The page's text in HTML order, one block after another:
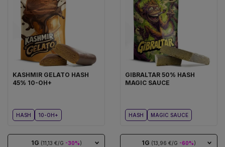
KASHMIR GELATO HASH
45% 10-OH+
HASH 10-OH+
1G (11,13 €/G -30%)
GIBRALTAR 50% HASH
MAGIC SAUCE
HASH MAGIC SAUCE
1G (13,96 €/G -60%)